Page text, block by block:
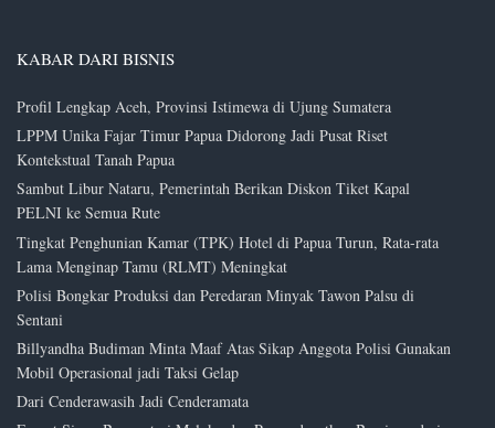
KABAR DARI BISNIS
Profil Lengkap Aceh, Provinsi Istimewa di Ujung Sumatera
LPPM Unika Fajar Timur Papua Didorong Jadi Pusat Riset
Kontekstual Tanah Papua
Sambut Libur Nataru, Pemerintah Berikan Diskon Tiket Kapal
PELNI ke Semua Rute
Tingkat Penghunian Kamar (TPK) Hotel di Papua Turun, Rata-rata
Lama Menginap Tamu (RLMT) Meningkat
Polisi Bongkar Produksi dan Peredaran Minyak Tawon Palsu di
Sentani
Billyandha Budiman Minta Maaf Atas Sikap Anggota Polisi Gunakan
Mobil Operasional jadi Taksi Gelap
Dari Cenderawasih Jadi Cenderamata